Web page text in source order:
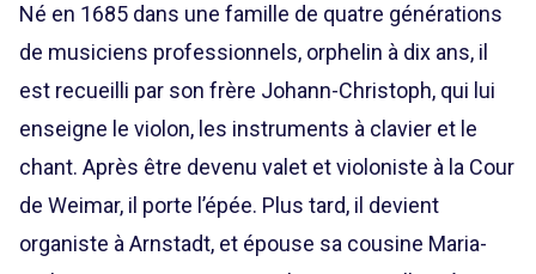
Né en 1685 dans une famille de quatre générations
de musiciens professionnels, orphelin à dix ans, il
est recueilli par son frère Johann-Christoph, qui lui
enseigne le violon, les instruments à clavier et le
chant. Après être devenu valet et violoniste à la Cour
de Weimar, il porte l’épée. Plus tard, il devient
organiste à Arnstadt, et épouse sa cousine Maria-